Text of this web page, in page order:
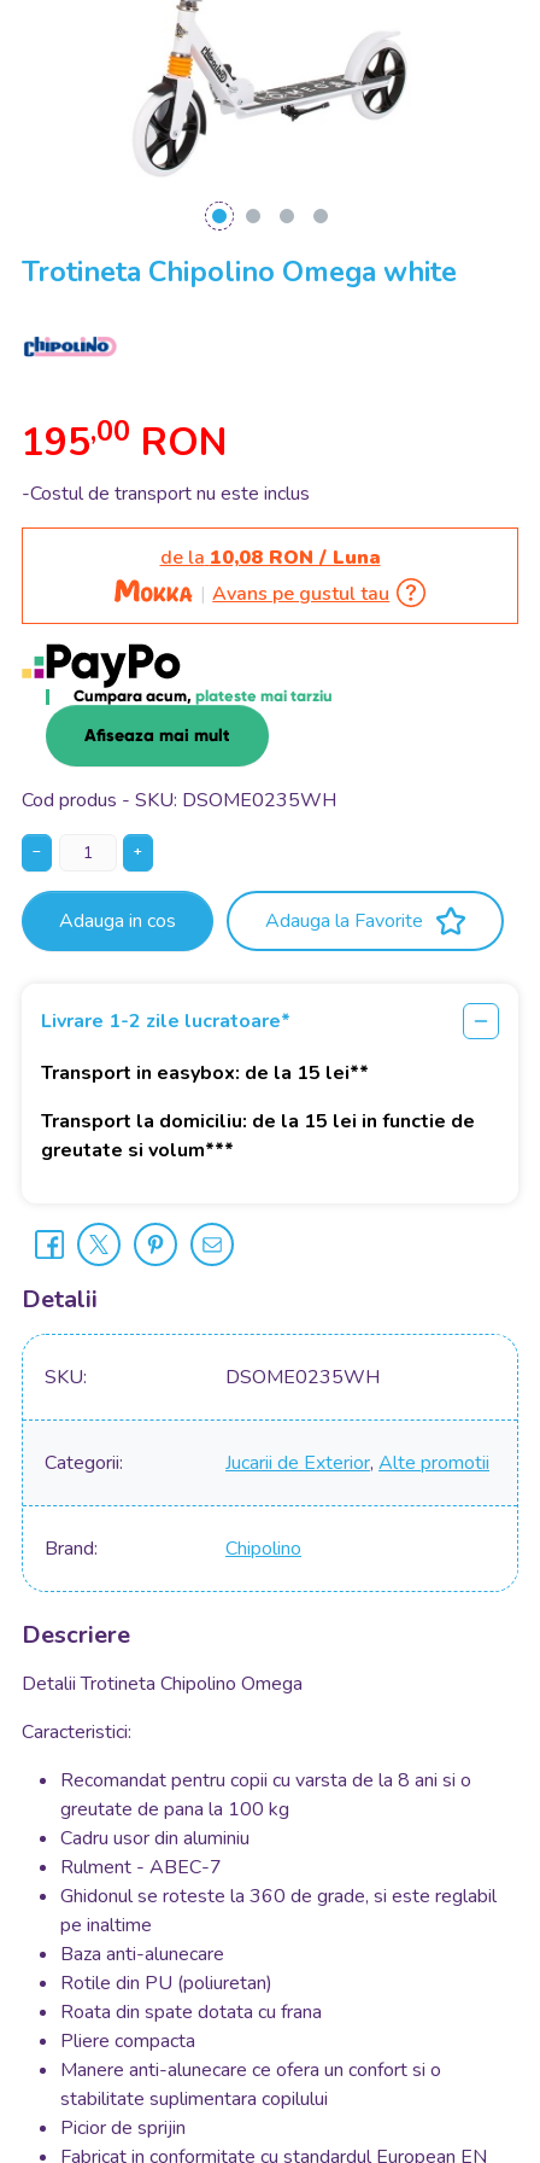
Trotineta Chipolino Omega white
195,00 RON
-Costul de transport nu este inclus
de la 10,08 RON / Luna
Avans pe gustul tau
Cumpara acum, plateste mai tarziu
Afiseaza mai mult
Cod produs - SKU DSOME0235WH
− +
Adauga in cos Adauga la Favorite
Livrare 1-2 zile lucratoare*
Transport in easybox: de la 15 lei**
Transport la domiciliu: de la 15 lei in functie de
greutate si volum***
Detalii
SKU DSOME0235WH
Categorii Jucarii de Exterior, Alte promotii
Brand Chipolino
Descriere
Detalii Trotineta Chipolino Omega
Caracteristici:
Recomandat pentru copii cu varsta de la 8 ani si o
greutate de pana la 100 kg
Cadru usor din aluminiu
Rulment - ABEC-7
Ghidonul se roteste la 360 de grade, si este reglabil
pe inaltime
Baza anti-alunecare
Rotile din PU (poliuretan)
Roata din spate dotata cu frana
Pliere compacta
Manere anti-alunecare ce ofera un confort si o
stabilitate suplimentara copilului
Picior de sprijin
Fabricat in conformitate cu standardul European ЕN